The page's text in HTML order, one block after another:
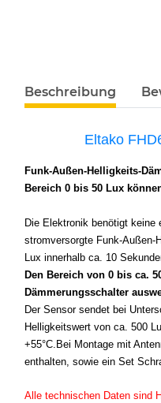
Beschreibung
Eltako
Funk-Außen-Helligkeits-
Bereich 0 bis 50 Lux
Die Elektronik benötigt keine
stromversorgte Funk-Außen-
Lux innerhalb ca. 10
Den Bereich von 0 bis ca.
Dämmerungsschalter
Der Sensor sendet bei
Helligkeitswert von ca. 500
+55°C.Bei Montage mit
enthalten, sowie ein Set
Alle technischen Daten sind